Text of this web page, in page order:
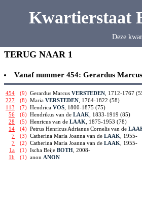
Kwartierstaat
Deze
TERUG NAAR 1
Vanaf nummer 454: Gerardus
454 (9) Gerardus Marcus VERSTEDEN , 1712-1767
227
(8) Maria VERSTEDEN , 1764-1822 (58)
113
(7) Hendrica VOS , 1800-1875 (75)
56
(6) Hendrikus van de LAAK , 1833-1919 (85)
28
(5) Henricus van de LAAK , 1875-1953 (78)
14
(4) Petrus Henricus Adrianus Cornelis van de
7
(3) Catherina Maria Joanna van de LAAK , 1955-
7
(2) Catherina Maria Joanna van de LAAK , 1955-
1a
(1) Ischa Beije BOTH , 2008-
1b
(1) anon ANON